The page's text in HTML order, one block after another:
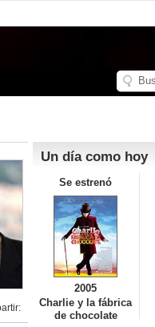
Un día como hoy
Se estrenó
2005
Charlie y la fábrica
de chocolate